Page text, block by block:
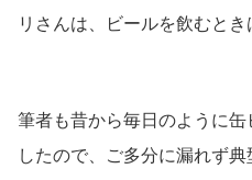
リさんは、ビールを飲むとき
筆者も昔から毎日のように
したので、ご多分に漏れず